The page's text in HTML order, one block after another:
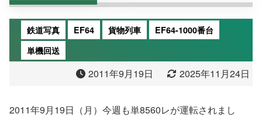
鉄道写真 EF64 貨物列車
EF64-1000番台
単機回送
2011年9月19日 2025年11月24日
2011年9月19日（月）今週も単8560レが運転されまし